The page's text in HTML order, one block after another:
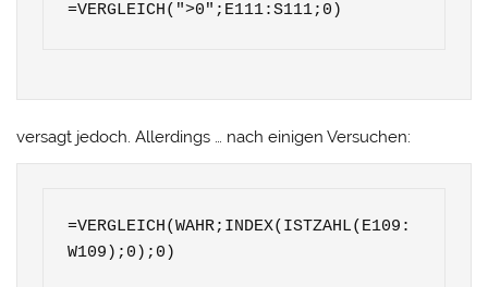
=VERGLEICH(">0";E111:S111;0)
versagt jedoch. Allerdings … nach einigen Versuchen:
=VERGLEICH(WAHR;INDEX(ISTZAHL(E109:
W109);0);0)